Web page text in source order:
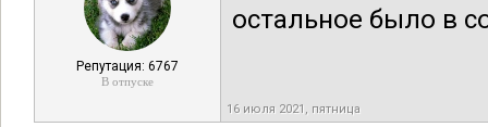
Репутация: 6767
В отпуске
остальное было в
16 июля 2021, пятница